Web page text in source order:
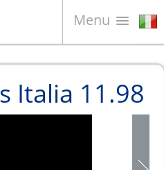
Menu
Italia 11.98